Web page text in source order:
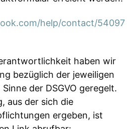
help/contact/54097
haben wir
bezüglich der jeweiligen
der DSGVO geregelt.
aus der sich die
ergeben, ist